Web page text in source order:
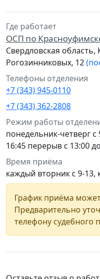
Где работает
ОСП по
Свердловская
Рогозинниковых, 12
Телефоны отделения
+7 (343) 945-0110
+7 (343) 362-2808
Режим работы
понедельник-четверг с
16:45 перерыв с 13:00
Время приёма
каждый вторник с 9-13,
График приёма
Предварительно
телефону судебного